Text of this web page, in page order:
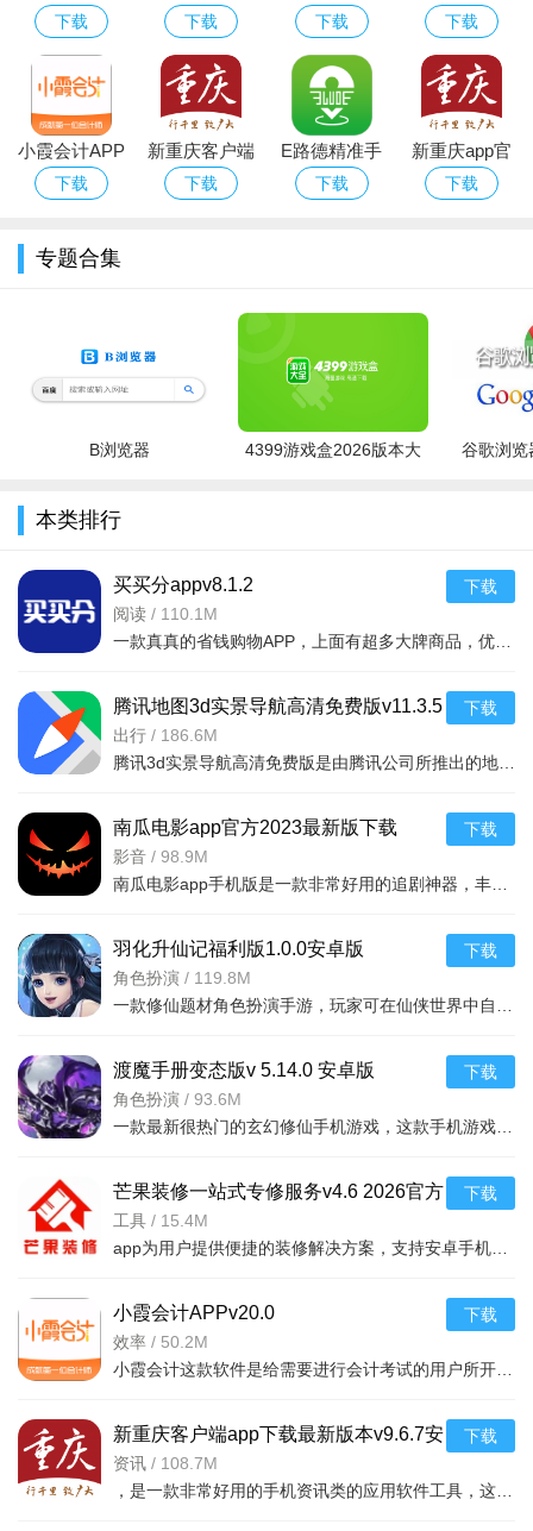
使用多种画笔和上色功能完成创作
完成绘画后查看系统自动统计的得分和评估结果
3. 多人模式开启方法
在主页上方点击“双人”或多人按钮
选择“多人模式”，即可与朋友或全球用户实时联机共同绘画
支持创建虚拟画室邀请好友协作，或在公开房间与其他用户
一起创作
软件介绍
1. 拥有2500+绘画教程的智能绘画教练
ArtWorkout收录了超过2500个循序渐进的绘画教程，课程主
被科学拆解为10到30个简单易操作的步骤，用户可以在这些迷你
步骤中边学边画，轻松掌握各种绘画技巧。无论你想画人物肖
像、风景水彩还是节日主题作品，都能在这里找到对应的学习路
2. 全年龄段适用的普适性设计
软件专为所有年龄层和性别用户设计，既适合零基础的绘画
下载
景导航高清免
费版
下载
官方2023最新
版下载
下载
式专修服务
下载
小霞会计APP
下载
新重庆客户端
app下载最新
下载
E路德精准手
机导航app
下载
新重庆app官
方免费版
下载
专题合集
B浏览器
4399游戏盒2026版本大
谷歌浏览
本类排行
买买分appv8.1.2
阅读 / 110.1M
下载
腾讯地图3d实景导航高清免费版v11.3.5
安卓版
出行 / 186.6M
下载
南瓜电影app官方2023最新版下载
v9.3.4手机版
影音 / 98.9M
下载
羽化升仙记福利版1.0.0安卓版
角色扮演 / 119.8M
下载
渡魔手册变态版v 5.14.0 安卓版
角色扮演 / 93.6M
下载
芒果装修一站式专修服务v4.6 2026官方
中文版
工具 / 15.4M
下载
小霞会计APPv20.0
效率 / 50.2M
下载
新重庆客户端app下载最新版本v9.6.7安
卓版
资讯 / 108.7M
下载